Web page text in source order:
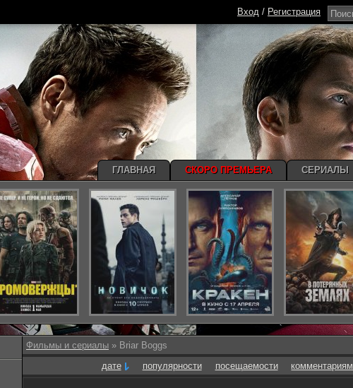
Фильмы и сериалы » Briar Boggs
дате
популярности посещаемости комментариям
Вход / Регистрация
ГЛАВНАЯ СКОРО ПРЕМЬЕРА СЕРИАЛЫ